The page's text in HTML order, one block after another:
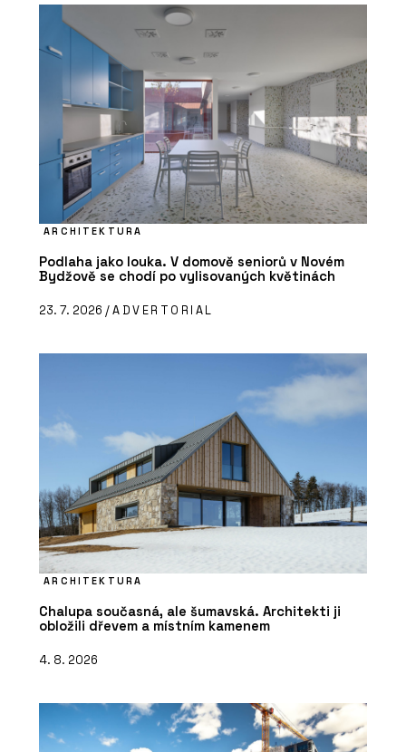
ARCHITEKTURA
Podlaha jako louka. V domově seniorů v Novém
Bydžově se chodí po vylisovaných květinách
23. 7. 2026 /ADVERTORIAL
ARCHITEKTURA
Chalupa současná, ale šumavská. Architekti ji
obložili dřevem a místním kamenem
4. 8. 2026